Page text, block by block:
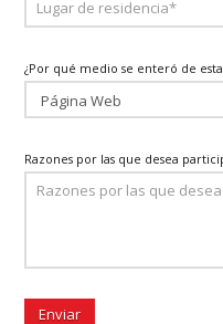
¿Por qué medio se enteró de
Razones por las que desea